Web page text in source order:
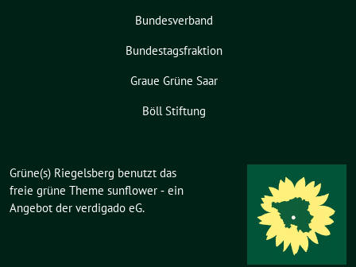
Bundesverband
Bundestagsfraktion
Graue Grüne Saar
Böll Stiftung
Grüne(s) Riegelsberg benutzt das
freie grüne Theme sunflower ‐ ein
Angebot der verdigado eG.